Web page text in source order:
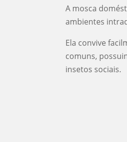
A mosca
ambientes
Ela convive
comuns,
insetos sociais.